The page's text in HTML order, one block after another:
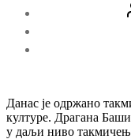
Данас је одржано
културе. Драгана
у даљи ниво